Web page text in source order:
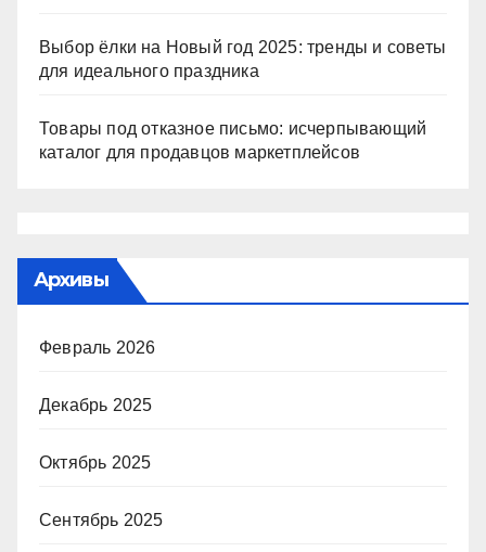
Выбор ёлки на Новый год 2025: тренды и советы
для идеального праздника
Товары под отказное письмо: исчерпывающий
каталог для продавцов маркетплейсов
Архивы
Февраль 2026
Декабрь 2025
Октябрь 2025
Сентябрь 2025